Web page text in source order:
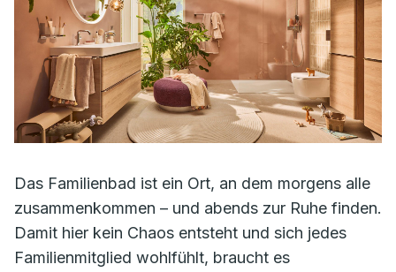
Das Familienbad ist ein Ort, an dem morgens alle
zusammenkommen – und abends zur Ruhe finden.
Damit hier kein Chaos entsteht und sich jedes
Familienmitglied wohlfühlt, braucht es